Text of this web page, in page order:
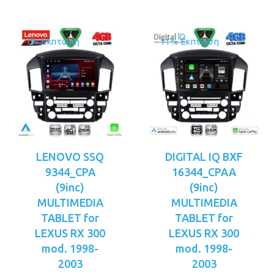
7% Έκπτωση
LENOVO SSQ
9344_CPA
(9inc)
MULTIMEDIA
TABLET for
LEXUS RX 300
mod. 1998-
2003
11% Έκπτωση
DIGITAL IQ BXF
16344_CPAA
(9inc)
MULTIMEDIA
TABLET for
LEXUS RX 300
mod. 1998-
2003